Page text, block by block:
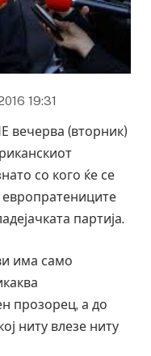
19:31
(вторник)
со кого ќе се
европратениците
партија.
има само
прозорец, а до
ниту влезе ниту